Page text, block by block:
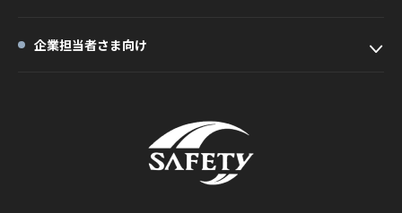
企業担当者さま向け